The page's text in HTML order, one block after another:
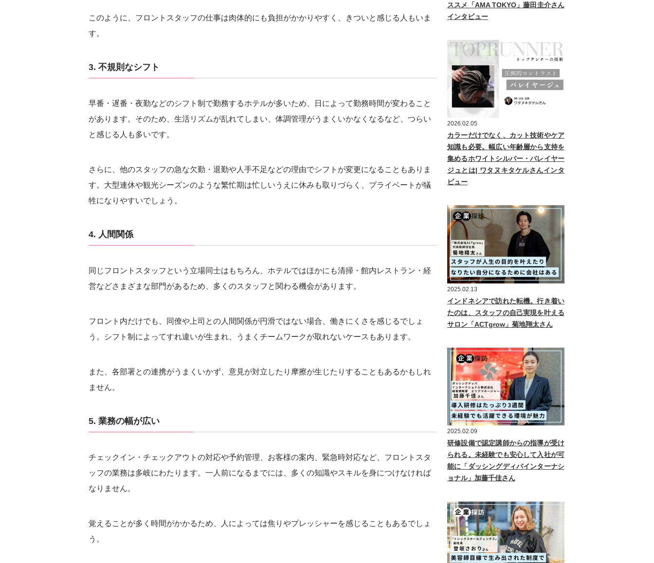
このように、フロントスタッフの仕事は肉体的にも負担がかかりやすく、きついと感じる人もいま
す。
3. 不規則なシフト
早番・遅番・夜勤などのシフト制で勤務するホテルが多いため、日によって勤務時間が変わること
があります。そのため、生活リズムが乱れてしまい、体調管理がうまくいかなくなるなど、つらい
と感じる人も多いです。
さらに、他のスタッフの急な欠勤・退勤や人手不足などの理由でシフトが変更になることもありま
す。大型連休や観光シーズンのような繁忙期は忙しいうえに休みも取りづらく、プライベートが犠
牲になりやすいでしょう。
4. 人間関係
同じフロントスタッフという立場同士はもちろん、ホテルではほかにも清掃・館内レストラン・経
営などさまざまな部門があるため、多くのスタッフと関わる機会があります。
フロント内だけでも、同僚や上司との人間関係が円滑ではない場合、働きにくさを感じるでしょ
う。シフト制によってすれ違いが生まれ、うまくチームワークが取れないケースもあります。
また、各部署との連携がうまくいかず、意見が対立したり摩擦が生じたりすることもあるかもしれ
ません。
5. 業務の幅が広い
チェックイン・チェックアウトの対応や予約管理、お客様の案内、緊急時対応など、フロントスタ
ッフの業務は多岐にわたります。一人前になるまでには、多くの知識やスキルを身につけなければ
なりません。
覚えることが多く時間がかかるため、人によっては焦りやプレッシャーを感じることもあるでしょ
う。
ススメ「AMA TOKYO」藤田圭介さん
インタビュー
2026.02.05
カラーだけでなく、カット技術やケア
知識も必要。幅広い年齢層から支持を
集めるホワイトシルバー・バレイヤー
ジュとは| ワタヌキタケルさんインタ
ビュー
2025.02.13
インドネシアで訪れた転機。行き着い
たのは、スタッフの自己実現を叶える
サロン「ACTgrow」菊地翔太さん
2025.02.09
研修設備で認定講師からの指導が受け
られる。未経験でも安心して入社が可
能に「ダッシングディバインターナシ
ョナル」加藤千佳さん